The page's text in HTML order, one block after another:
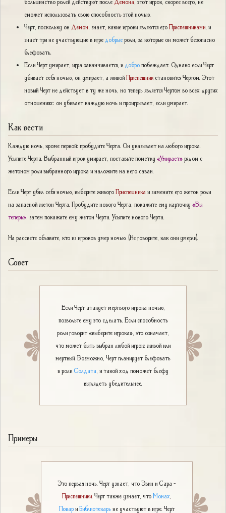
сможет использовать свою способность этой ночью.
Черт, поскольку он Демон , знает, какие игроки являются егоПриспешниками , и
знает три не участвующие в игре добрыероли, за которые он может безопасно
блефовать.
Если Черт умирает, игра заканчивается, и добропобеждает. Однако если Черт
убивает себя ночью, он умирает, а живойПриспешник становится Чертом. Этот
новый Черт не действует в ту же ночь, но теперь является Чертом во всех других
отношениях: он убивает каждую ночь и проигрывает, если умирает.
Как вести
Каждую ночь, кроме первой: пробудите Черта. Он указывает на любого игрока.
Усыпите Черта. Выбранный игрок умирает, поставьте пометку «Умирает»рядом с
жетоном роли выбранного игрока и наложите на него саван.
Если Черт убил себя ночью, выберите живогоПриспешника и замените его жетон роли
на запасной жетон Черта. Пробудите нового Черта, покажите ему карточку «Вы
теперь» , затем покажите ему жетон Черта. Усыпите нового Черта.
На рассвете объявите, кто из игроков умер ночью. (Не говорите, как они умерли).
Совет
Если Черт атакует мертвого игрока ночью,
позвольте ему это сделать. Если способность
роли говорит «выберите игрока», это означает,
что может быть выбран любой игрок: живой или
мертвый. Возможно, Черт планирует блефовать
в роли Солдата , и такой ход поможет блефу
выглядеть убедительнее.
Примеры
Это первая ночь. Черт узнает, что Эвин и Сара -
Приспешники . Черт также узнает, чтоМонах
ПовариБиблиотекарьне участвуют в игре. Черт